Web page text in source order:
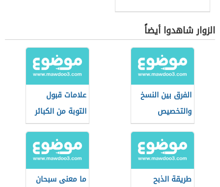
الزوار شاهدوا أيضاً
الفرق بين النسخ
والتخصيص
علامات قبول
التوبة من الكبائر
طريقة الذبح
ما معنى سبحان